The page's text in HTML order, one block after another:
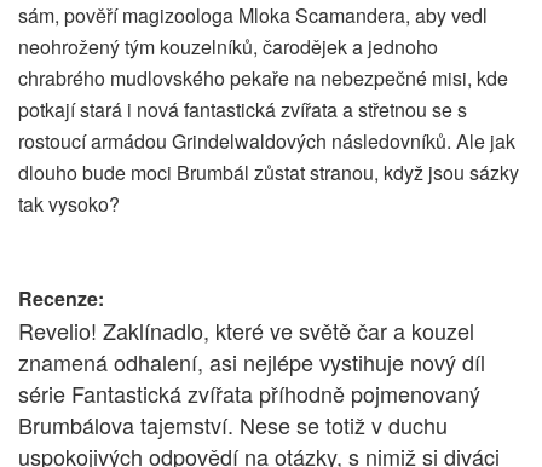
sám, pověří magizoologa Mloka Scamandera, aby vedl
neohrožený tým kouzelníků, čarodějek a jednoho
chrabrého mudlovského pekaře na nebezpečné misi, kde
potkají stará i nová fantastická zvířata a střetnou se s
rostoucí armádou Grindelwaldových následovníků. Ale jak
dlouho bude moci Brumbál zůstat stranou, když jsou sázky
tak vysoko?
Recenze:
Revelio! Zaklínadlo, které ve světě čar a kouzel
znamená odhalení, asi nejlépe vystihuje nový díl
série Fantastická zvířata příhodně pojmenovaný
Brumbálova tajemství. Nese se totiž v duchu
uspokojivých odpovědí na otázky, s nimiž si diváci